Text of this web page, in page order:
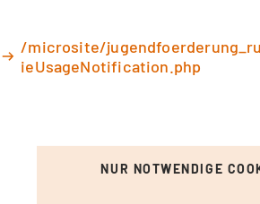
/microsite/
ieUsageNotification.php
NUR NOTWENDIGE